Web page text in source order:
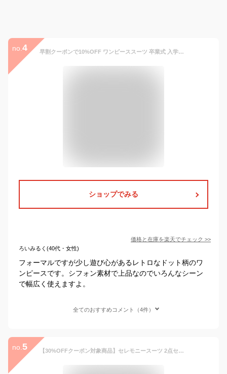
no. 4 早割クーポンで10%OFF ワンピーススーツ 卒業式 入学式 3点セット ママスーツ フォーマル セレモニー フェミニンドット ／卒園式 入園式 七五三 入学 卒園 卒業 スーツ ママ スーツ 母 セレモニースーツ お宮参り 7号 9号 11号 13号 15号 ／2220AW0922, エコロコ ce,
ショップでみる
価格と在庫を楽天でチェック >>
ろいみるく(40代・女性)
フォーマルですが少し遊び心があるレトロなドット柄のワ
ンピースです。シフォン素材で上品なのでいろんなシーン
で幅広く使えますよ。
全てのおすすめコメント（4件）
no. 5 【30%OFFクーポン対象商品】セレモニースーツ 2点セット ジャケット ワンピース ママスーツ フォーマルスーツ レディース ミセス 50代 40代 30代 七五三 お宮参り 入学式 入園式 卒業式 卒園式 親族 母親 服装 女性 大きいサイズ セットアップ 結婚式 黒 上品 即日発送